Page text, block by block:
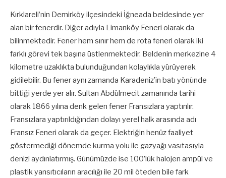
Kırklareli’nin Demirköy ilçesindeki İğneada beldesinde yer
alan bir fenerdir. Diğer adıyla Limanköy Feneri olarak da
bilinmektedir. Fener hem sınır hem de rota feneri olarak iki
farklı görevi tek başına üstlenmektedir. Beldenin merkezine 4
kilometre uzaklıkta bulunduğundan kolaylıkla yürüyerek
gidilebilir. Bu fener aynı zamanda Karadeniz’in batı yönünde
bittiği yerde yer alır. Sultan Abdülmecit zamanında tarihi
olarak 1866 yılına denk gelen fener Fransızlara yaptırılır.
Fransızlara yaptırıldığından dolayı yerel halk arasında adı
Fransız Feneri olarak da geçer. Elektriğin henüz faaliyet
göstermediği dönemde kurma yolu ile gazyağı vasıtasıyla
denizi aydınlatırmış. Günümüzde ise 100’lük halojen ampül ve
plastik yansıtıcıların aracılığı ile 20 mil öteden bile fark